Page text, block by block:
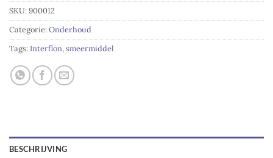
SKU:900012
Categorie:Onderhoud
Tags:Interflon,smeermiddel
BESCHRIJVING